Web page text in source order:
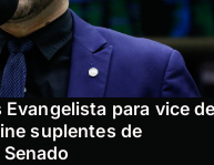
Evangelista para vice de
suplentes de